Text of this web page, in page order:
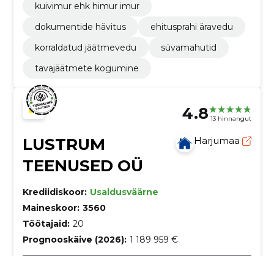
kuivimur ehk himur imur
dokumentide hävitus
ehitusprahi äravedu
korraldatud jäätmevedu
süvamahutid
tavajäätmete kogumine
4.8 13 hinnangut
LUSTRUM
TEENUSED OÜ
Harjumaa
Krediidiskoor: Usaldusväärne
Maineskoor: 3560
Töötajaid: 20
Prognooskäive (2026): 1 189 959 €